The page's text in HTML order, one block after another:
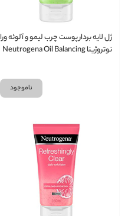
ژل لایه بردار پوست چرب لیمو و آلوئه ورا
نوتروژینا Neutrogena Oil Balancing
ناموجود